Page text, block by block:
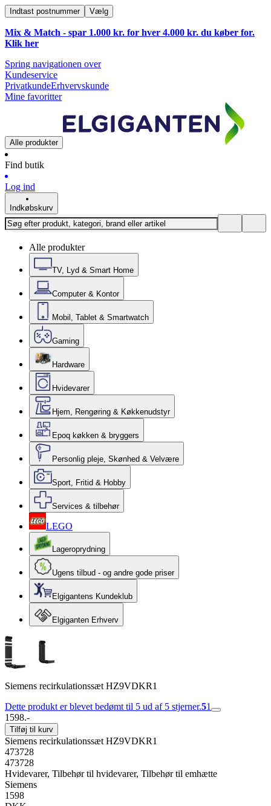
Indtast postnummer Vælg
Mix & Match - spar 1.000 kr. for hver 4.000 kr. du køber for.
Klik her
Spring navigationen over
Kundeservice
PrivatkundeErhvervskunde
Mine favoritter
Alle produkter
Find butik
Log ind
Indkøbskurv
Alle produkter
TV, Lyd & Smart Home
Computer & Kontor
Mobil, Tablet & Smartwatch
Gaming
Hardware
Hvidevarer
Hjem, Rengøring & Køkkenudstyr
Epoq køkken & bryggers
Personlig pleje, Skønhed & Velvære
Sport, Fritid & Hobby
Services & tilbehør
LEGO
Lageroprydning
Ugens tilbud - og andre gode priser
Elgigantens Kundeklub
Elgiganten Erhverv
Siemens recirkulationssæt HZ9VDKR1
Dette produkt er blevet bedømt til 5 ud af 5 stjerner.51
1598.-
Tilføj til kurv
Siemens recirkulationssæt HZ9VDKR1
473728
473728
Hvidevarer, Tilbehør til hvidevarer, Tilbehør til emhætte
Siemens
1598